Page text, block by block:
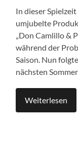
In dieser
umjubelte
„Don Camlillo &
während der
Saison. Nun
nächsten
Weiterlesen